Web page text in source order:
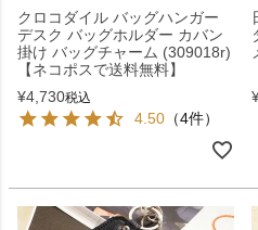
クロコダイル バッグハンガー
デスク バッグホルダー カバン
掛け バッグチャーム (309018r)
【ネコポスで送料無料】
¥4,730税込
4.50 （4件）